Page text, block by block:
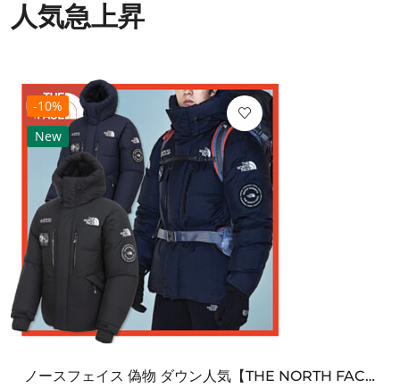
人気急上昇
-10%
New
ノースフェイス 偽物 ダウン人気【THE NORTH FACE】M'S 7 SUMMIT HIM...